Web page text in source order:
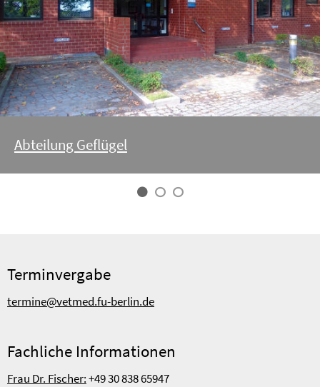
Abteilung Geflügel
Terminvergabe
termine@vetmed.fu-berlin.de
Fachliche Informationen
Frau Dr. Fischer:+49 30 838 65947